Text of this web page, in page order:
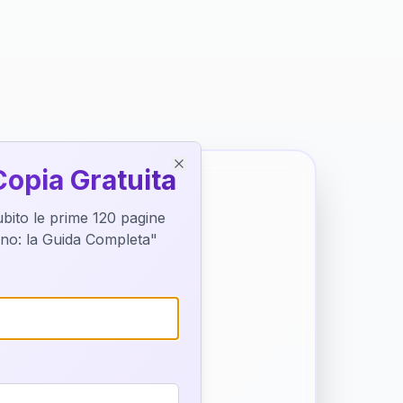
di
Gratuita
le prime 120 pagine
la Guida Completa"